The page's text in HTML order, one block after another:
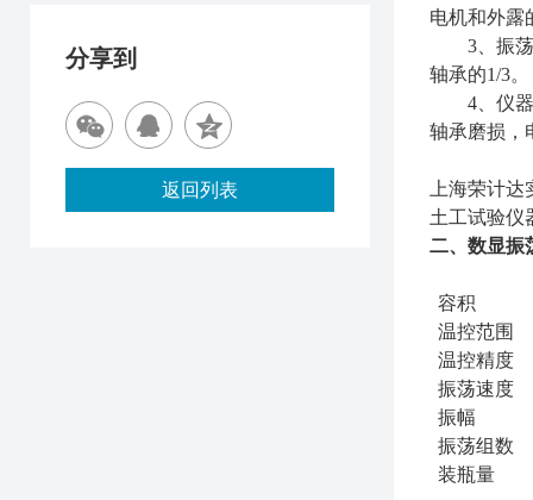
电机和外露
3、振
轴承的1/3。
4、仪
轴承磨损，
上海荣计
土工试验仪
二、数显振
容积
温控范围
温控精度
振荡速度
振幅
振荡组数
装瓶量
分享到
返回列表